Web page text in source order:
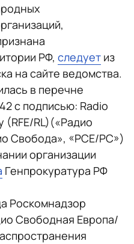
РФ, следует из
на сайте ведомства.
в перечне
с подписью: Radio
(RFE/RL)(«Радио
Свобода», «РСЕ/РС»)
организации
Генпрокуратура РФ
Роскомнадзор
Свободная Европа/